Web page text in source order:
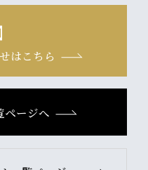
はこちら
ページへ